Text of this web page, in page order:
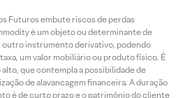
Futuros embute riscos de perdas
é um objeto ou determinante de
instrumento derivativo, podendo
um valor mobiliário ou produto físico. É
que contempla a possibilidade de
de alavancagem financeira. A duração
é de curto prazo e o patrimônio do cliente